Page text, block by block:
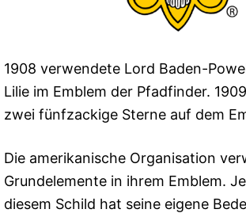
1908 verwendete Lord Baden-
Lilie im Emblem der Pfadfinder.
zwei fünfzackige Sterne auf dem
Die amerikanische Organisation
Grundelemente in ihrem Emblem.
diesem Schild hat seine eigene